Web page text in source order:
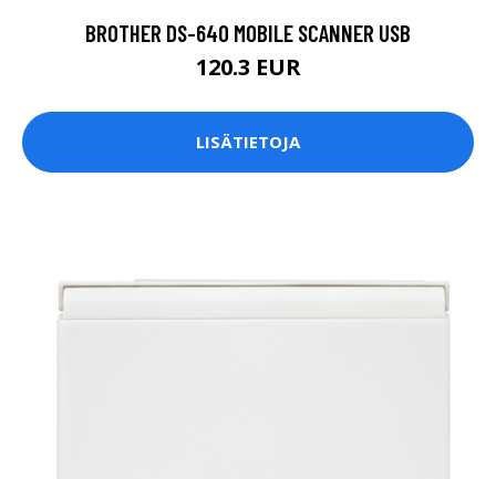
BROTHER DS-640 MOBILE SCANNER USB
120.3 EUR
LISÄTIETOJA